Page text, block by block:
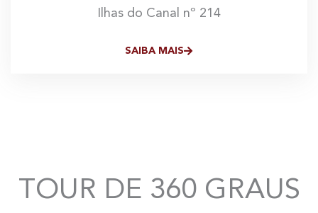
Ilhas do Canal nº 214
SAIBA MAIS
TOUR DE 360 GRAUS